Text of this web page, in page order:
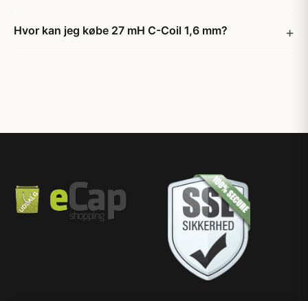
Hvor kan jeg købe 27 mH C-Coil 1,6 mm?